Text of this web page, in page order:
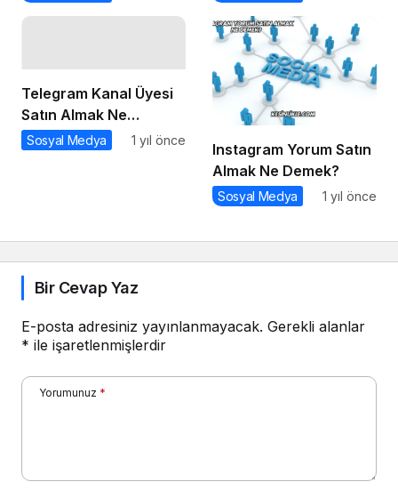
Telegram Kanal Üyesi
Satın Almak Ne
Demek?
Sosyal Medya 1 yıl önce
Instagram Yorum Satın
Almak Ne Demek?
Sosyal Medya 1 yıl önce
Bir Cevap Yaz
E-posta adresiniz yayınlanmayacak. Gerekli alanlar
* ile işaretlenmişlerdir
Yorumunuz *